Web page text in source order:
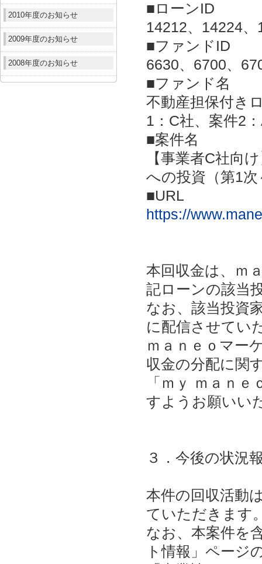
2010年度のお知らせ
2009年度のお知らせ
2008年度のお知らせ
■ローンID
14212、14224
■ファンドID
6630、6700、
■ファンド名
不動産担保付き
1：C社、案件2
■案件名
【事業者C社向
への投資（第1
■URL
https://
本回収金は、ｍ
記ローンの該当
なお、該当投資
に配信させてい
ｍａｎｅｏマー
収金の分配に関
「ｍｙ ｍａｎ
すようお願いい
３．今後の状況
本件の回収活動
ていただきます
なお、本案件を
ト情報」ページ